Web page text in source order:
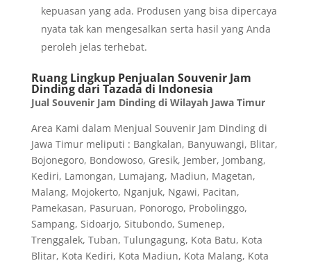
kepuasan yang ada. Produsen yang bisa dipercaya
nyata tak kan mengesalkan serta hasil yang Anda
peroleh jelas terhebat.
Ruang Lingkup Penjualan Souvenir Jam
Dinding dari Tazada di Indonesia
Jual Souvenir Jam Dinding di Wilayah Jawa Timur
Area Kami dalam Menjual Souvenir Jam Dinding di
Jawa Timur meliputi : Bangkalan, Banyuwangi, Blitar,
Bojonegoro, Bondowoso, Gresik, Jember, Jombang,
Kediri, Lamongan, Lumajang, Madiun, Magetan,
Malang, Mojokerto, Nganjuk, Ngawi, Pacitan,
Pamekasan, Pasuruan, Ponorogo, Probolinggo,
Sampang, Sidoarjo, Situbondo, Sumenep,
Trenggalek, Tuban, Tulungagung, Kota Batu, Kota
Blitar, Kota Kediri, Kota Madiun, Kota Malang, Kota